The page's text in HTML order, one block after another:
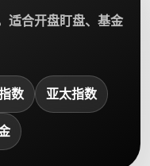
适合开盘盯盘、基金
数 亚太指数